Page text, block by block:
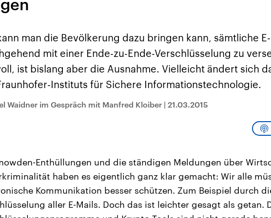
zu
mit
das
Hamas im Oktober 2023
auf Israel hat in der
Region wieder die
Gewalt entfacht. Israel
möchte die Hamas
zerstören. Diese wird wie
die Hisbollah im Libanon
vom Iran unterstützt.
Republik Iran – ist ein
von einem
Religionsführer autoritär
regierter Staat im Nahen
Osten. Eine Feindschaft
zu Israel und zu den USA
ist fest in der
Staatsideologie
Wahrheitsgehalt.
kommt eine
Was ist falsch, was
stimmt? Was kann
werden – und was ist
eine Lüge? Kurz.
Einordnend.
Transparent.
man die Bevölkerung dazu bringen kann, sämtliche
mit einer Ende-zu-Ende-Verschlüsselung zu
ist bislang aber die Ausnahme. Vielleicht ändert sich
Instituts für Sichere Informationstechnologie.
Waidner im Gespräch mit Manfred Kloiber | 21.03.2015
Enthüllungen und die ständigen Meldungen über
haben es eigentlich ganz klar gemacht: Wir alle
Kommunikation besser schützen. Zum Beispiel durch
aller E-Mails. Doch das ist leichter gesagt als getan.